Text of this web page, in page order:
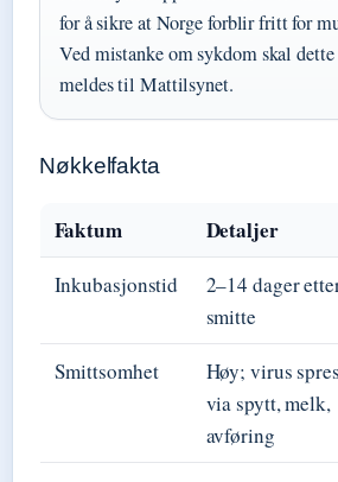
for å sikre at Norge forblir fritt for
Ved mistanke om sykdom skal
meldes til Mattilsynet.
Nøkkelfakta
Faktum Detaljer
Inkubasjonstid
2–14 dager
smitte
Smittsomhet
Høy; virus spres
via spytt, melk,
avføring